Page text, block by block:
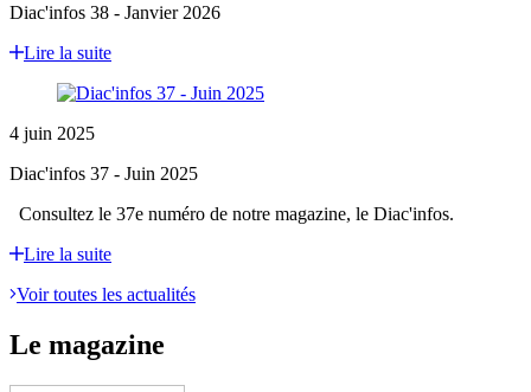
Diac'infos 38 - Janvier 2026
Lire la suite
4 juin 2025
Diac'infos 37 - Juin 2025
Consultez le 37e numéro de notre magazine, le Diac'infos.
Lire la suite
Voir toutes les actualités
Le magazine